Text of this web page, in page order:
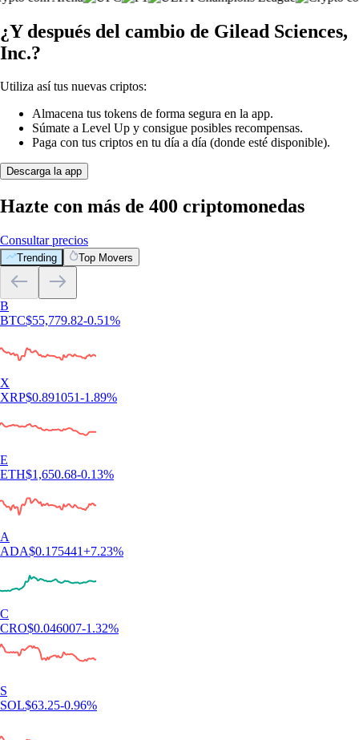
¿Y después del cambio de Gilead Sciences,
Inc.?
Utiliza así tus nuevas criptos:
Almacena tus tokens de forma segura en la app.
Súmate a Level Up y consigue posibles recompensas.
Paga con tus criptos en tu día a día (donde esté disponible).
Descarga la app
Hazte con más de 400 criptomonedas
Consultar precios
Trending Top Movers
B
BTC$55,779.82-0.51%
X
XRP$0.891051-1.89%
E
ETH$1,650.68-0.13%
A
ADA$0.175441+7.23%
C
CRO$0.046007-1.32%
S
SOL$63.25-0.96%